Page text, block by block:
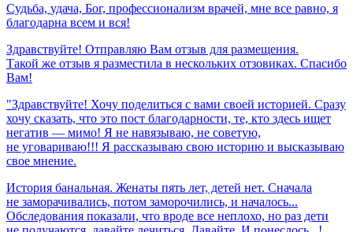
Судьба, удача, Бог, профессионализм врачей, мне все равно, я
благодарна всем и вся!
Здравствуйте! Отправляю Вам отзыв для размещения.
Такой же отзыв я разместила в нескольких отзовиках. Спасибо
Вам!
"Здравствуйте! Хочу поделиться с вами своей историей. Сразу
хочу сказать, что это пост благодарности, те, кто здесь ищет
негатив — мимо! Я не навязываю, не советую,
не уговариваю!!! Я рассказываю свою историю и высказываю
свое мнение.
История банальная. Женаты пять лет, детей нет. Сначала
не заморачивались, потом заморочились, и началось...
Обследования показали, что вроде все неплохо, но раз дети